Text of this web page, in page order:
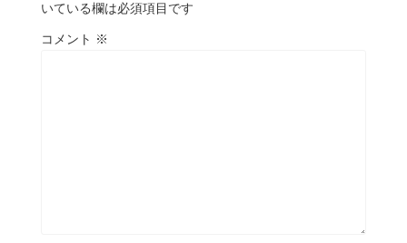
いている欄は必須項目です
コメント ※